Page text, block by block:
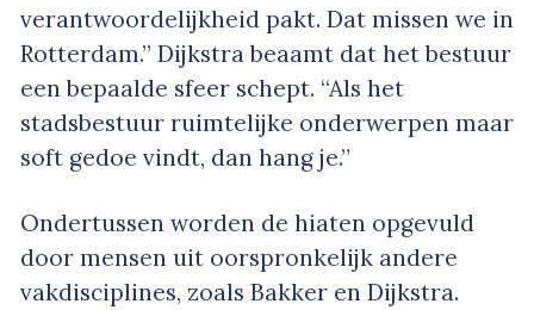
verantwoordelijkheid pakt. Dat missen we in
Rotterdam.” Dijkstra beaamt dat het bestuur
een bepaalde sfeer schept. “Als het
stadsbestuur ruimtelijke onderwerpen maar
soft gedoe vindt, dan hang je.”
Ondertussen worden de hiaten opgevuld
door mensen uit oorspronkelijk andere
vakdisciplines, zoals Bakker en Dijkstra.